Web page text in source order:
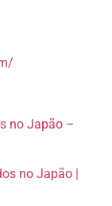
no Japão –
no Japão |